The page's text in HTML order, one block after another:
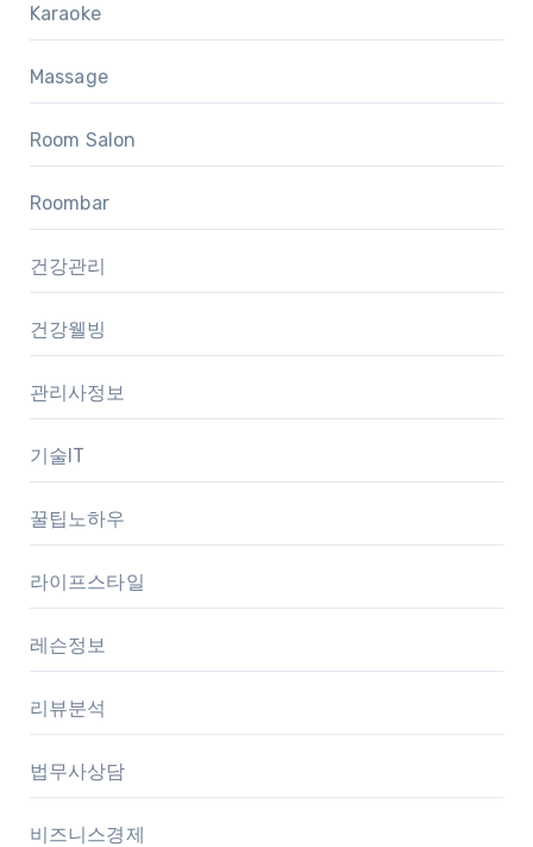
Karaoke
Massage
Room Salon
Roombar
건강관리
건강웰빙
관리사정보
기술IT
꿀팁노하우
라이프스타일
레슨정보
리뷰분석
법무사상담
비즈니스경제